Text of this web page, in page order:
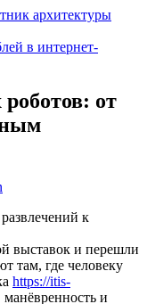
архитектуры
в интернет-
от
выставок и перешли
там, где человеку
https://itis-
манёвренность и